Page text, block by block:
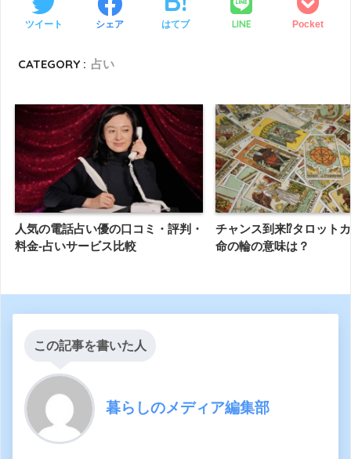
ツイート シェア はてブ LINE Pocket
CATEGORY : 占い
人気の電話占い優の口コミ・評判・
料金-占いサービス比較
チャンス到来⁉タロット
命の輪の意味は？
この記事を書いた人
暮らしのメディア編集部